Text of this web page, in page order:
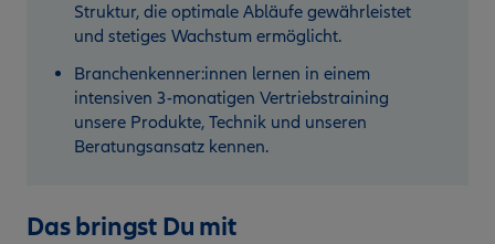
Struktur, die optimale Abläufe gewährleistet
und stetiges Wachstum ermöglicht.
Branchenkenner:innen lernen in einem
intensiven 3-monatigen Vertriebstraining
unsere Produkte, Technik und unseren
Beratungsansatz kennen.
Das bringst Du mit